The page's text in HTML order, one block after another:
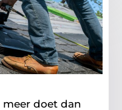
meer doet dan